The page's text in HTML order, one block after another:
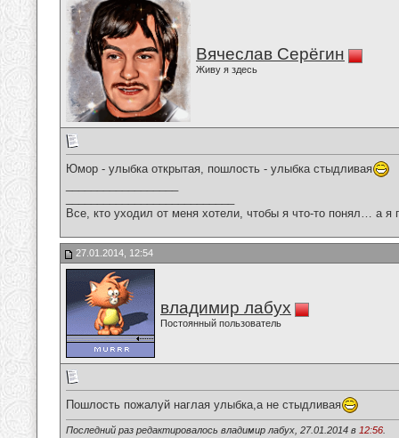
Вячеслав Серёгин
Живу я здесь
Юмор - улыбка открытая, пошлость - улыбка стыдливая
Все, кто уходил от меня хотели, чтобы я что-то понял… а
27.01.2014, 12:54
владимир лабух
Постоянный пользователь
Пошлость пожалуй наглая улыбка,а не стыдливая
Последний раз редактировалось владимир лабух, 27.01.2014 в 12:56